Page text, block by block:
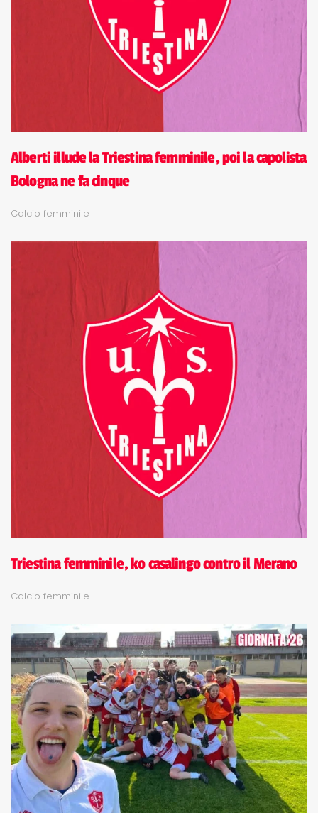
Alberti illude la Triestina femminile, poi la capolista
Bologna ne fa cinque
Calcio femminile
Triestina femminile, ko casalingo contro il Merano
Calcio femminile